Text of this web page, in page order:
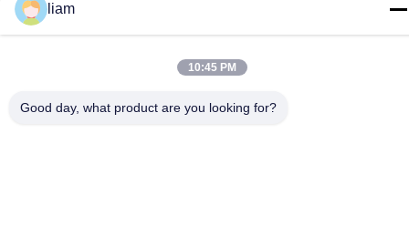
88# HENGSI RD. SCIENCE AND TECHNOLOGY
liam
10:45 PM
Good day, what product are you looking for?